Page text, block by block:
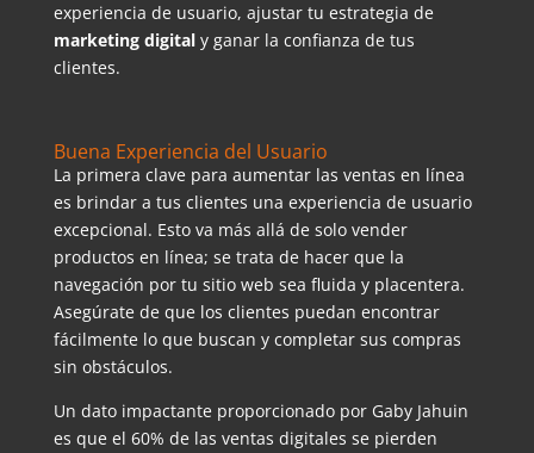
experiencia de usuario, ajustar tu estrategia de
marketing digitaly ganar la confianza de tus
clientes.
Buena Experiencia del Usuario
La primera clave para aumentar las ventas en línea
es brindar a tus clientes una experiencia de usuario
excepcional. Esto va más allá de solo vender
productos en línea; se trata de hacer que la
navegación por tu sitio web sea fluida y placentera.
Asegúrate de que los clientes puedan encontrar
fácilmente lo que buscan y completar sus compras
sin obstáculos.
Un dato impactante proporcionado por Gaby Jahuin
es que el 60% de las ventas digitales se pierden